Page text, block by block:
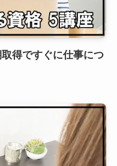
得ですぐに仕事につ